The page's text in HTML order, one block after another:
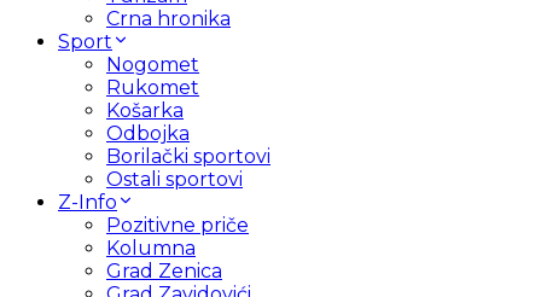
Crna hronika
Sport
Nogomet
Rukomet
Košarka
Odbojka
Borilački sportovi
Ostali sportovi
Z-Info
Pozitivne priče
Kolumna
Grad Zenica